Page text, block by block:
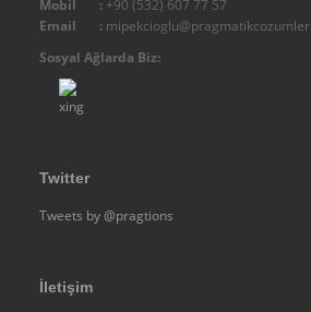
Yeniden Yapılandırma
Stratejik Planlama
Küçülme & Büzüşme Yönetimi
Strateji Geliştirme, Planlama ve
Risk Analizi
Denetim
İtibar Yönetimi
Mobil : +90 (532) 607 77 57
Email :
Sosyal Ağlarda Biz:
Twitter
Tweets by @pragtions
İletişim